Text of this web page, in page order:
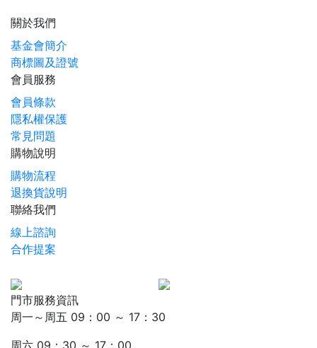
關於我們
基金會簡介
商標圖及證號
會員服務
會員條款
隱私權保護
常見問題
購物說明
購物流程
退換貨說明
聯絡我們
線上諮詢
合作提案
門市服務資訊
周一～周五 09：00 ～ 17：30
周六 09：30 ～ 17：00